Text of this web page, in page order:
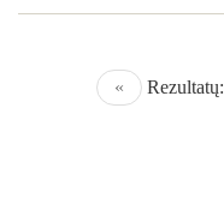
« Rezultatų: